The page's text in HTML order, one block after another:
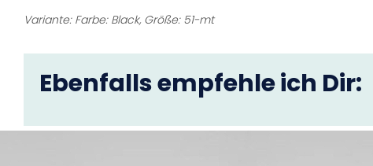
Variante: Farbe: Black, Größe: 51-mt
Ebenfalls empfehle ich Dir: